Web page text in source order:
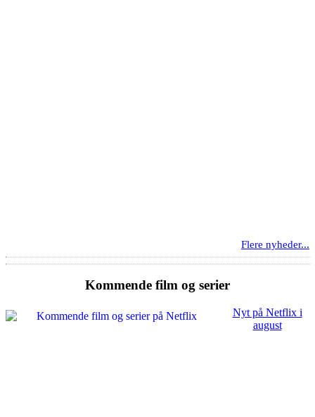
Flere nyheder...
Kommende film og serier
Nyt på Netflix i
august